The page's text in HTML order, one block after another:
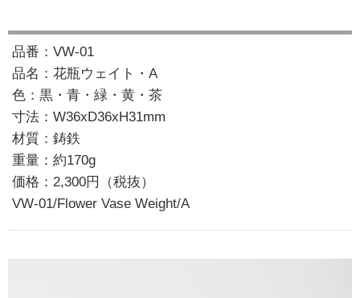
品番：VW-01
品名：花瓶ウェイト・A
色：黒・青・緑・黄・茶
寸法：W36xD36xH31mm
材質：鋳鉄
重量：約170g
価格：2,300円（税抜）
VW-01/Flower Vase Weight/A